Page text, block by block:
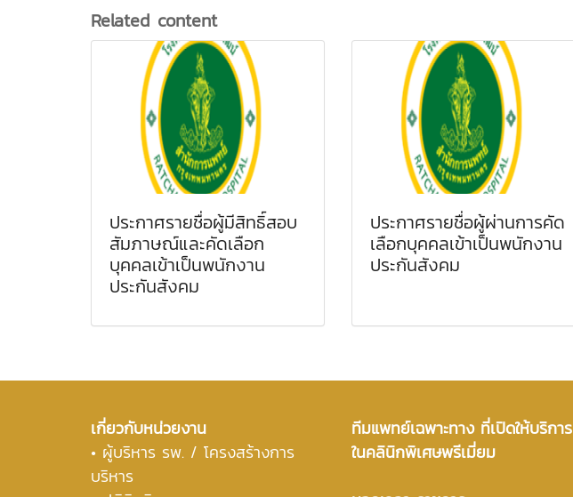
Related content
ประกาศรายชื่อผู้มีสิทธิ์สอบ
สัมภาษณ์และคัดเลือก
บุคคลเข้าเป็นพนักงาน
ประกันสังคม
ประกาศรายชื่อผู้ผ่านการคัด
เลือกบุคคลเข้าเป็นพนักงาน
ประกันสังคม
เกี่ยวกับหน่วยงาน
• ผู้บริหาร รพ. / โครงสร้างการ
บริหาร
ทีมแพทย์เฉพาะทาง ที่เปิดให้บริการ
ในคลินิกพิเศษพรีเมี่ยม